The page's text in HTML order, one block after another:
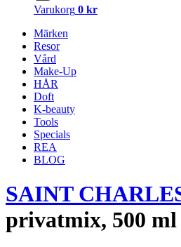
Varukorg 0 kr
Märken
Resor
Vård
Make-Up
HÅR
Doft
K-beauty
Tools
Specials
REA
BLOG
SAINT
privatmix, 500 ml